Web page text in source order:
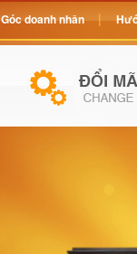
Góc doanh nhân